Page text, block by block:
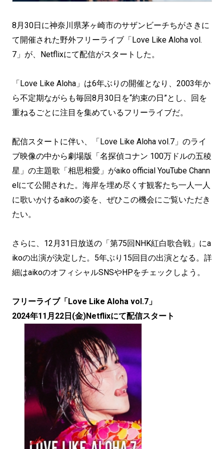
8月30日に神奈川県茅ヶ崎市のサザンビーチちがさきに
て開催された野外フリーライブ「Love Like Aloha vol.
7」が、Netflixにて配信がスタートした。
「Love Like Aloha」は6年ぶりの開催となり、2003年か
ら不定期ながらも毎回8月30日を“約束の日”とし、回を
重ねるごとに注目を集めているフリーライブだ。
配信スタートに伴い、「Love Like Aloha vol.7」のライ
ブ映像の中から劇場版「名探偵コナン 100万ドルの五稜
星」の主題歌「相思相愛」がaiko official YouTube Chann
elにて公開された。海岸を埋め尽くす観客たち一人一人
に歌いかけるaikoの姿を、ぜひこの機会にご覧いただき
たい。
さらに、12月31日放送の「第75回NHK紅白歌合戦」にa
ikoの出演が決定した。5年ぶり15回目の出演となる。詳
細はaikoのオフィシャルSNSやHPをチェックしよう。
フリーライブ「Love Like Aloha vol.7」
2024年11月22日(金)Netflixにて配信スタート